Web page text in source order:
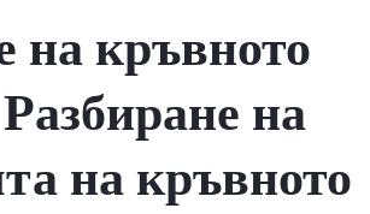
на кръвното
на
на кръвното